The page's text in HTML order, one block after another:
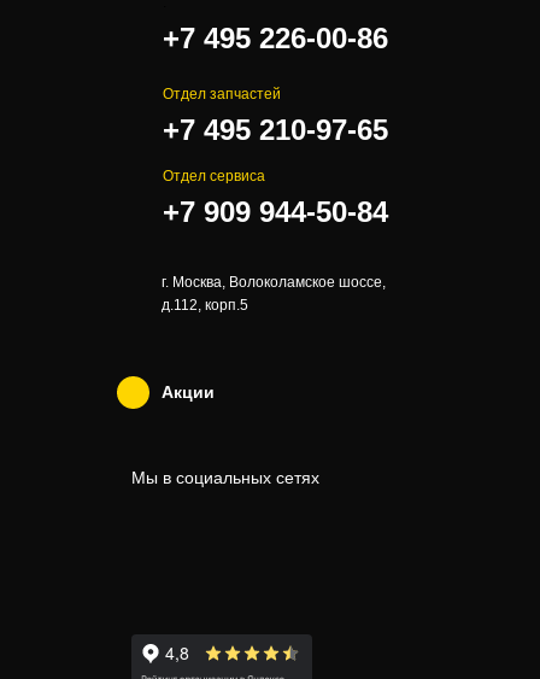
+7 495 226-00-86
Отдел запчастей
+7 495 210-97-65
Отдел сервиса
+7 909 944-50-84
г. Москва, Волоколамское шоссе,
д.112, корп.5
Акции
Мы в социальных сетях